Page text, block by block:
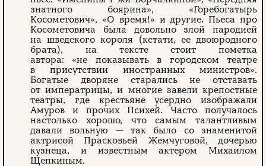
знатного боярина», «Горебогатырь
Косометович», «О время!» и другие. Пьеса про
Косометовича была довольно злой пародией
на шведского короля (кстати, ее двоюродного
брата), на тексте стоит пометка
автора: «не показывать в городском театре
в присутствии иностранных министров».
Богатые дворяне старались не отставать
от императрицы, и многие завели крепостные
театры, где крестьяне усердно изображали
Амуров и прочих Психей. Часто получалось
настолько хорошо, что самым талантливым
давали вольную — так было со знаменитой
актрисой Прасковьей Жемчуговой, дочерью
кузнеца, и известным актером Михаилом
Щепкиным.